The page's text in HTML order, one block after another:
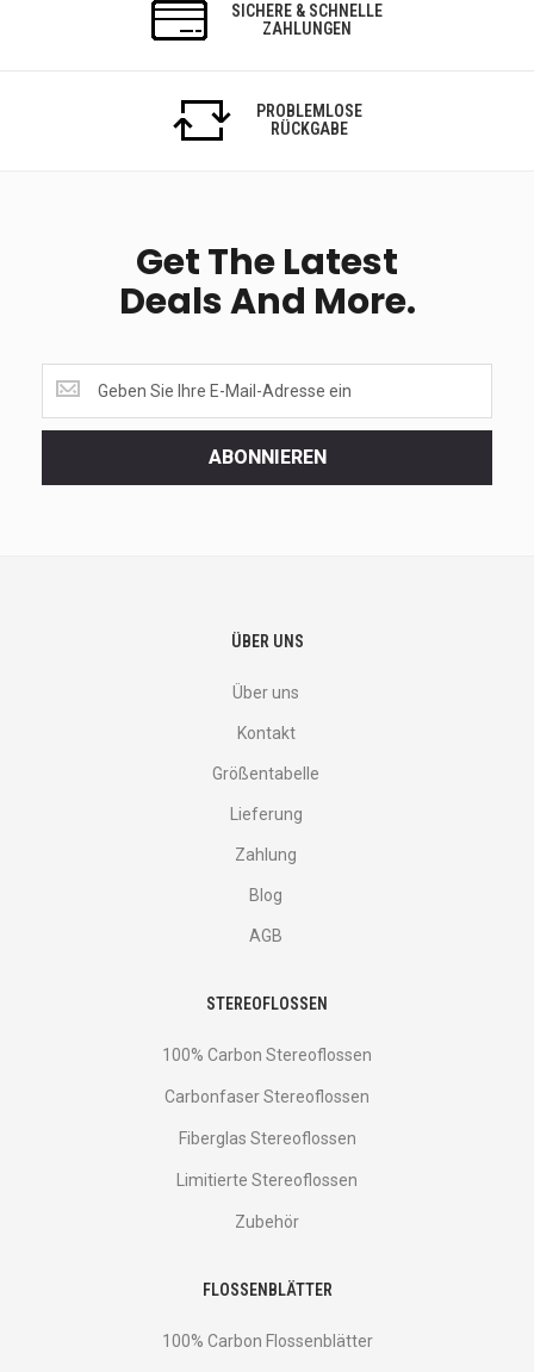
SICHERE & SCHNELLE
ZAHLUNGEN
PROBLEMLOSE
RÜCKGABE
Get The Latest
Deals And More.
the
latest
ABONNIEREN
ÜBER UNS
Über uns
Kontakt
Größentabelle
Lieferung
Zahlung
Blog
AGB
STEREOFLOSSEN
100% Carbon Stereoflossen
Carbonfaser Stereoflossen
Fiberglas Stereoflossen
Limitierte Stereoflossen
Zubehör
FLOSSENBLÄTTER
100% Carbon Flossenblätter